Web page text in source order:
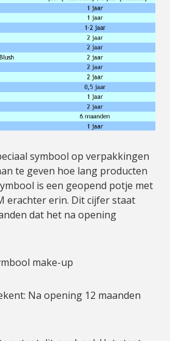
symbool op verpakkingen
te geven hoe lang producten
is een geopend potje met
erachter erin. Dit cijfer staat
dat het na opening
Na opening 12 maanden